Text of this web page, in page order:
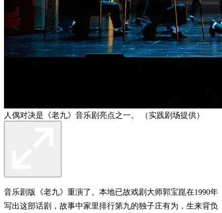
人偶对决是《老九》音乐剧亮点之一。 （实践剧场提供）
音乐剧版《老九》重演了。本地已故戏剧大师郭宝崑在1990年
写出这部话剧，故事中家里排行第九的独子庄有为，生来背负